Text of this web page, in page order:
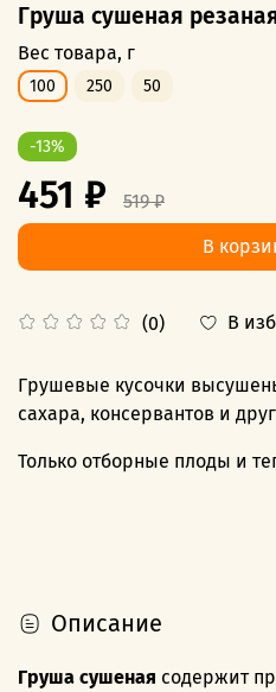
Груша сушеная
(0) В
Вес товара, г
100 250 50
-13%
451 ₽
519 ₽
В
Грушевые кусочки
сахара, консервантов и
Только отборные плоды и
Описание
Груша сушеная содержит